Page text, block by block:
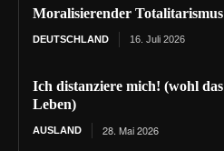
Moralisierender
DEUTSCHLAND 16. Juli 2026
Ich distanziere mich! (wohl
Leben)
AUSLAND 28. Mai 2026